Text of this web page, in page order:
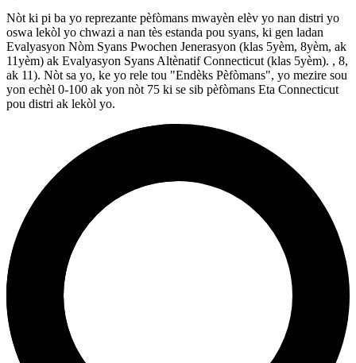
Nòt ki pi ba yo reprezante pèfòmans mwayèn elèv yo nan distri yo
oswa lekòl yo chwazi a nan tès estanda pou syans, ki gen ladan
Evalyasyon Nòm Syans Pwochen Jenerasyon (klas 5yèm, 8yèm, ak
11yèm) ak Evalyasyon Syans Altènatif Connecticut (klas 5yèm). , 8,
ak 11). Nòt sa yo, ke yo rele tou "Endèks Pèfòmans", yo mezire sou
yon echèl 0-100 ak yon nòt 75 ki se sib pèfòmans Eta Connecticut
pou distri ak lekòl yo.